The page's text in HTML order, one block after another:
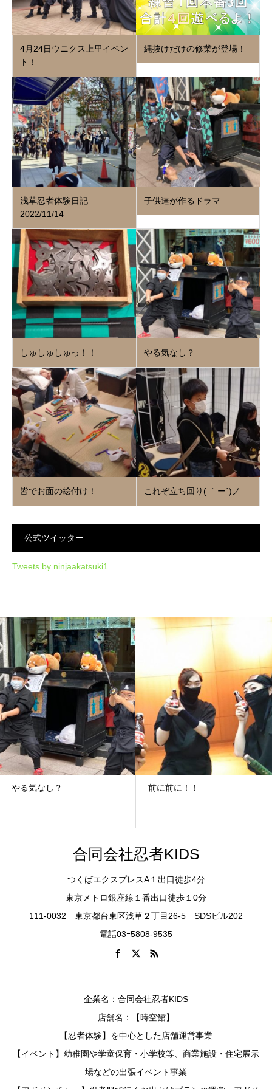
4月24日ウニクス上里イベン
ト！
縄抜けだけの修業が登場！
浅草忍者体験日記
2022/11/14
子供達が作るドラマ
しゅしゅしゅっ！！ やる気なし？
皆でお面の絵付け！ これぞ立ち回り( ｀ー´)ノ
公式ツイッター
Tweets by ninjaakatsuki1
し？ 前に前に！！
合同会社忍者KIDS
つくばエクスプレスA１出口徒歩4分
東京メトロ銀座線１番出口徒歩１0分
111-0032 東京都台東区浅草２丁目26-5 SDSビル202
電話03ｰ5808-9535
企業名：合同会社忍者KIDS
店舗名：【時空館】
【忍者体験】を中心とした店舗運営事業
【イベント】幼稚園や学童保育・小学校等、商業施設・住宅展示
場などの出張イベント事業